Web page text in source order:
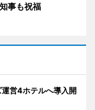
事も祝福
運営4ホテルへ導入開